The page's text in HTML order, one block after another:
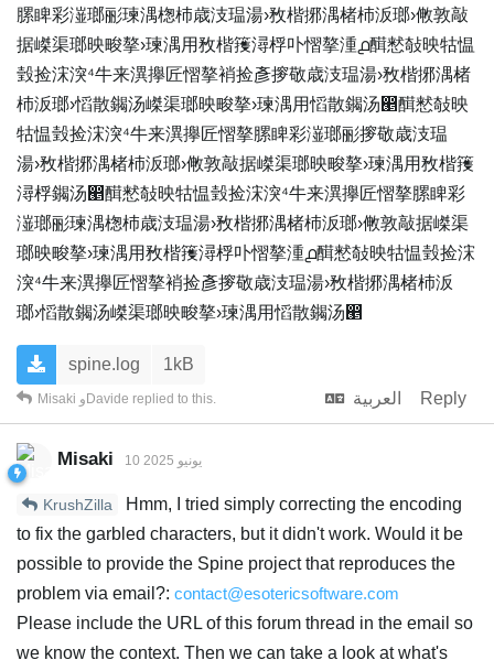
䐯睥彩潂瑯彨瑓湡楤杮‬歳汥瑥湯›敄楷捓湡楮杮‬汳瑯›敒敦敲
据嵥渠瑯映畯摮›瑓湡⽤敄楷䉟潯桴卟慴摮湩൧䤊慭敧映牯愠
瑴捡浨湥⁴牛来潩㩮匠慴摮䘯捡彥摉敬‬歳汥瑥湯›敄楷捓湡楮
杮‬汳瑯›慆散䥟汤嵥渠瑯映畯摮›瑓湡⽤慆散䥟汤൥䤊慭敧映
牯愠瑴捡浨湥⁴牛来潩㩮匠慴摮䐯睥彩潂瑯彨摉敬‬歳汥瑥
湯›敄楷捓湡楮杮‬汳瑯›敒敦敲据嵥渠瑯映畯摮›瑓湡⽤敄楷䉟
潯桴䥟汤൥䤊慭敧映牯愠瑴捡浨湥⁴牛来潩㩮匠慴摮䐯睥彩
潂瑯彨瑓湡楤杮‬歳汥瑥湯›敄楷捓湡楮杮‬汳瑯›敒敦敲据嵥渠
瑯映畯摮›瑓湡⽤敄楷䉟潯桴卟慴摮湩൧䤊慭敧映牯愠瑴捡浨
湥⁴牛来潩㩮匠慴摮䘯捡彥摉敬‬歳汥瑥湯›敄楷捓湡楮杮‬汳
瑯›慆散䥟汤嵥渠瑯映畯摮›瑓湡⽤慆散䥟汤൥
spine.log
1kB
العربية
Reply
Misaki وDavide replied to this.
Misaki 10 يونيو 2025
KrushZilla
Hmm, I tried simply correcting the encoding
to fix the garbled characters, but it didn't work. Would it be
possible to provide the Spine project that reproduces the
problem via email?: contact@esotericsoftware.com
Please include the URL of this forum thread in the email so
we know the context. Then we can take a look at what's